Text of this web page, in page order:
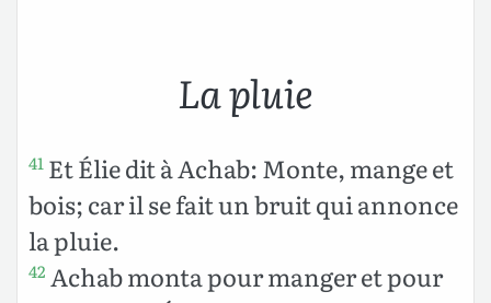
La pluie
41 Et Élie dit à Achab: Monte, mange et
bois; car il se fait un bruit qui annonce
la pluie.
42 Achab monta pour manger et pour